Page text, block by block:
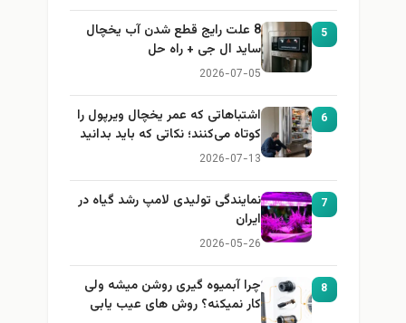
5
8 علت رایج قطع شدن آب یخچال
ساید ال جی + راه حل
2026-07-05
6
اشتباهاتی که عمر یخچال ویرپول را
کوتاه می‌کنند؛ نکاتی که باید بدانید
2026-07-13
7
نمایندگی تولیدی لامپ رشد گیاه در
ایران
2026-05-26
8
چرا آبمیوه گیری روشن میشه ولی
کار نمیکنه؟ روش های عیب یابی